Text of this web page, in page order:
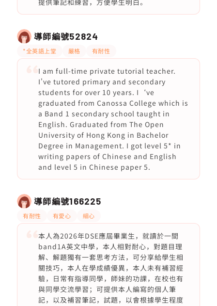
提供筆記和練習，方便學生明白。
導師編號52824
*全英語上堂 嚴格 有耐性
I am full-time private tutorial teacher.
I've tutored primary and secondary
students for over 10 years. I‘ve
graduated from Canossa College which is
a Band 1 secondary school taught in
English. Graduated from The Open
University of Hong Kong in Bachelor
Degree in Management. I got level 5* in
writing papers of Chinese and English
and level 5 in Chinese paper 5.
導師編號166225
有耐性 有愛心 細心
本人為2026年DSE應屆畢業生，就讀於一間
band1A英文中學，本人相對耐心，對題目理
解、解題獨有一套思考方法，可分享給學生相
關技巧，本人在學成績優異，本人未有補習經
驗，日常有指導同學，師妹的功課，在校也有
與同學交流學習；可提供本人編寫的個人筆
記，以及補習筆記，試題，以會根據學生程度